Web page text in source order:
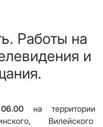
Работы на
и
на территории
Вилейского